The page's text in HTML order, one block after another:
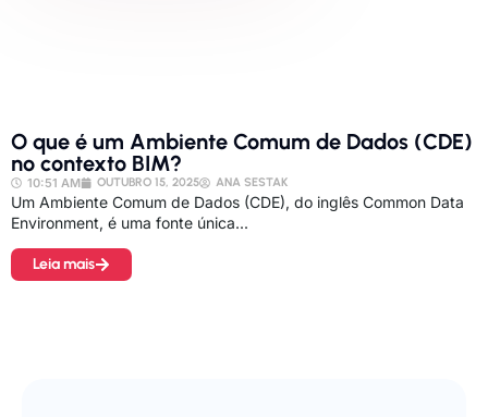
O que é um Ambiente Comum de Dados (CDE)
no contexto BIM?
10:51 AM OUTUBRO 15, 2025 ANA SESTAK
Um Ambiente Comum de Dados (CDE), do inglês Common Data
Environment, é uma fonte única...
Leia mais